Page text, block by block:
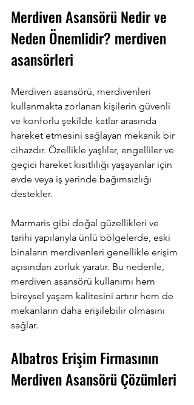
Merdiven Asansörü Nedir ve
Neden Önemlidir? merdiven
asansörleri
Merdiven asansörü, merdivenleri
kullanmakta zorlanan kişilerin güvenli
ve konforlu şekilde katlar arasında
hareket etmesini sağlayan mekanik bir
cihazdır. Özellikle yaşlılar, engelliler ve
geçici hareket kısıtlılığı yaşayanlar için
evde veya iş yerinde bağımsızlığı
destekler.
Marmaris gibi doğal güzellikleri ve
tarihi yapılarıyla ünlü bölgelerde, eski
binaların merdivenleri genellikle erişim
açısından zorluk yaratır. Bu nedenle,
merdiven asansörü kullanımı hem
bireysel yaşam kalitesini artırır hem de
mekanların daha erişilebilir olmasını
sağlar.
Albatros Erişim Firmasının
Merdiven Asansörü Çözümleri